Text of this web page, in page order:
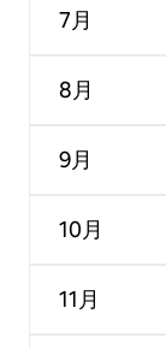
7月
8月
9月
10月
11月